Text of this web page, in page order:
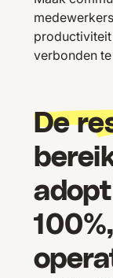
productiviteit
verbonden
De